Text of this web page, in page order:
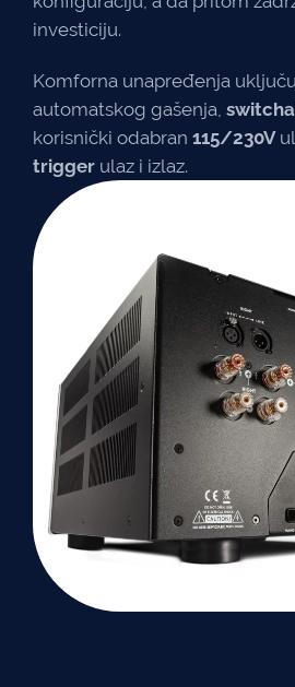
investiciju.
Komforna unapređenja
automatskog gašenja,
korisnički odabran 115/230V
trigger ulaz i izlaz.